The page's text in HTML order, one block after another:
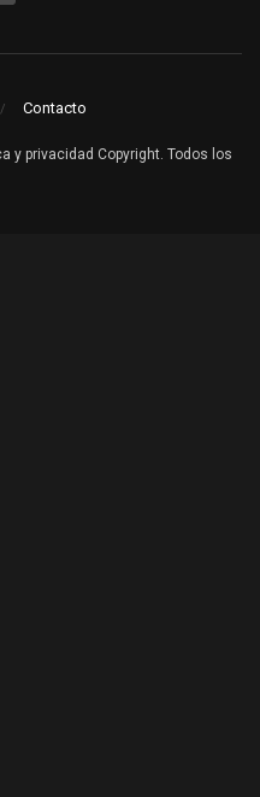
Contacto
y privacidad Copyright. Todos los